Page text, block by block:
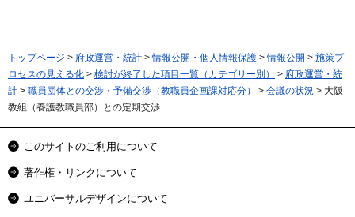
トップページ > 府政運営・統計 >情報公開・個人情報保護 >情報公開 > 施策プ
ロセスの見える化 > 検討が終了した項目一覧（カテゴリー別） > 府政運営・統
計 > 職員団体との交渉・予備交渉（教職員企画課対応分） > 会議の状況 > 大阪
教組（養護教職員部）との定期交渉
このサイトのご利用について
著作権・リンクについて
ユニバーサルデザインについて